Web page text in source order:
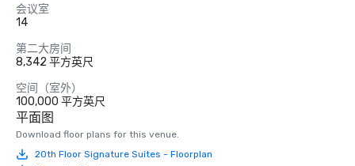
会议室
14
第二大房间
8,342 平方英尺
空间（室外）
100,000 平方英尺
平面图
Download floor plans for this venue.
20th Floor Signature Suites - Floorplan